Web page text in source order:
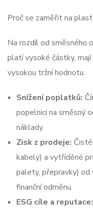
Proč se zaměřit na
Na rozdíl od směsného
platí vysoké částky,
vysokou tržní hodnotu.
Snížení poplatků:
popelnici na směsný
náklady.
Zisk z prodeje:
kabely) a vytříděné
palety, přepravky) od
finanční odměnu.
ESG cíle a reputace: